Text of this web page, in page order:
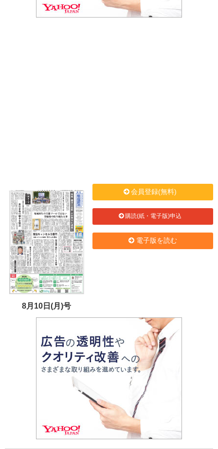
8月10日(月)号
会員登録(無料)
購読(紙・電子版)申込
電子版を読む